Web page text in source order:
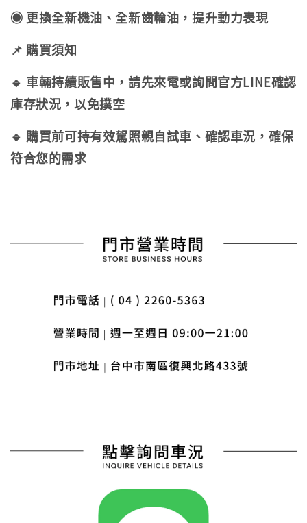
◉ 更換全新機油、全新齒輪油，提升動力表現
📌 購買須知
🔹 車輛持續販售中，請先來電或詢問官方LINE確認
庫存狀況，以免撲空
🔹 購買前可持有效駕照親自試車、確認車況，確保
符合您的需求